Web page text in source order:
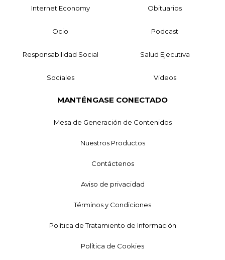
Internet Economy Obituarios
Ocio Podcast
Responsabilidad Social Salud Ejecutiva
Sociales Videos
MANTÉNGASE CONECTADO
Mesa de Generación de Contenidos
Nuestros Productos
Contáctenos
Aviso de privacidad
Términos y Condiciones
Política de Tratamiento de Información
Política de Cookies